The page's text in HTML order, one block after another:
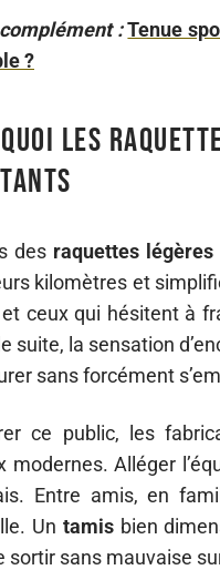
: Tenue
?
les
des raquettes légères
kilomètres et
ceux qui hésitent à
suite, la sensation
sans forcément
ce public, les
modernes. Alléger
Entre amis, en
Un tamisbien
sortir sans mauvaise